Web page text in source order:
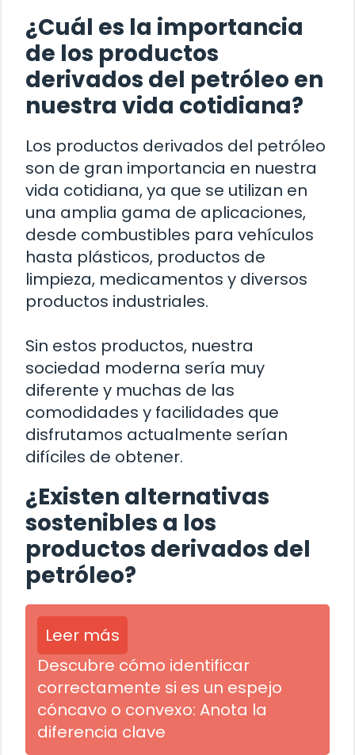
¿Cuál es la importancia
de los productos
derivados del petróleo en
nuestra vida cotidiana?
Los productos derivados del petróleo
son de gran importancia en nuestra
vida cotidiana, ya que se utilizan en
una amplia gama de aplicaciones,
desde combustibles para vehículos
hasta plásticos, productos de
limpieza, medicamentos y diversos
productos industriales.
Sin estos productos, nuestra
sociedad moderna sería muy
diferente y muchas de las
comodidades y facilidades que
disfrutamos actualmente serían
difíciles de obtener.
¿Existen alternativas
sostenibles a los
productos derivados del
petróleo?
Leer más
Descubre cómo identificar
correctamente si es un espejo
cóncavo o convexo: Anota la
diferencia clave